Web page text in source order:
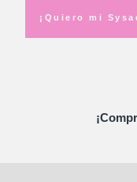
¡Quiero mi